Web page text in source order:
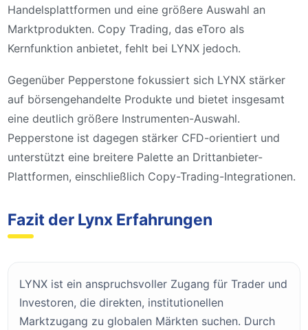
Handelsplattformen und eine größere Auswahl an
Marktprodukten. Copy Trading, das eToro als
Kernfunktion anbietet, fehlt bei LYNX jedoch.
Gegenüber Pepperstone fokussiert sich LYNX stärker
auf börsengehandelte Produkte und bietet insgesamt
eine deutlich größere Instrumenten-Auswahl.
Pepperstone ist dagegen stärker CFD-orientiert und
unterstützt eine breitere Palette an Drittanbieter-
Plattformen, einschließlich Copy-Trading-Integrationen.
Fazit der Lynx Erfahrungen
LYNX ist ein anspruchsvoller Zugang für Trader und
Investoren, die direkten, institutionellen
Marktzugang zu globalen Märkten suchen. Durch